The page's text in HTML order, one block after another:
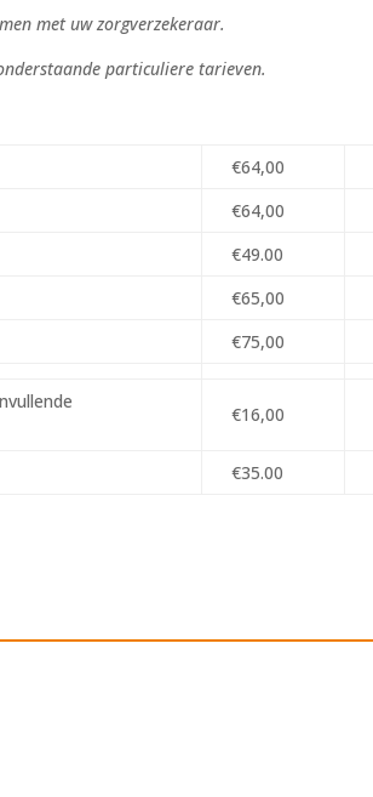
met uw zorgverzekeraar.
particuliere tarieven.
€64,00
€64,00
€49.00
€65,00
€75,00
€16,00
€35.00